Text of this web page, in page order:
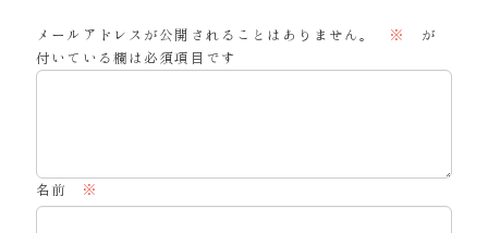
メールアドレスが公開されることはありません。 ※
が
付いている欄は必須項目です
名前 ※